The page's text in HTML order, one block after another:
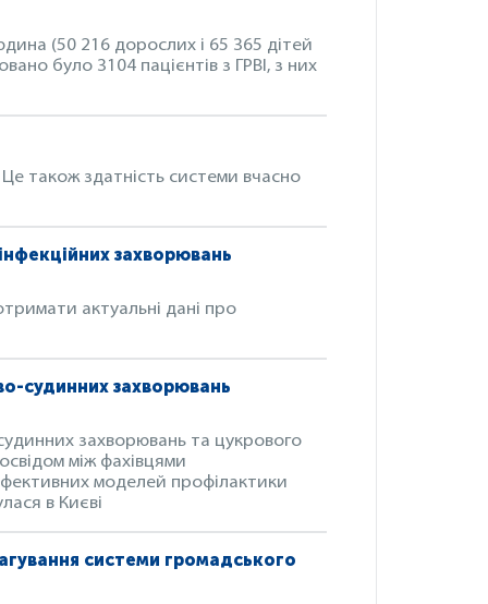
(50 216 дорослих і 65 365 дітей
було 3104 пацієнтів з ГРВІ, з них
також здатність системи вчасно
захворювань
актуальні дані про
судинних захворювань
захворювань та цукрового
між фахівцями
моделей профілактики
в Києві
системи громадського